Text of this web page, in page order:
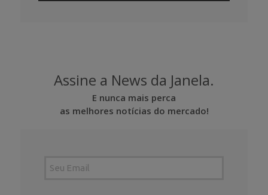
Assine a News da Janela.
E nunca mais perca
as melhores notícias do mercado!